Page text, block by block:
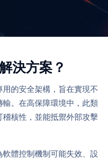
決方案？
的安全架構，旨在實現不
。在高保障環境中，此類
核性，並能抵禦外部攻擊
體控制機制可能失效、設